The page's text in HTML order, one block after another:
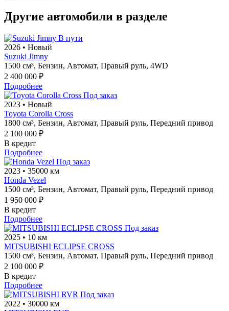
Другие автомобили в разделе
В пути
2026 • Новый
Suzuki Jimny
1500 см³, Бензин, Автомат, Правый руль, 4WD
2 400 000 ₽
Подробнее
Под заказ
2023 • Новый
Toyota Corolla Cross
1800 см³, Бензин, Автомат, Правый руль, Передний привод
2 100 000 ₽
В кредит
Подробнее
Под заказ
2023 • 35000 км
Honda Vezel
1500 см³, Бензин, Автомат, Правый руль, Передний привод
1 950 000 ₽
В кредит
Подробнее
Под заказ
2025 • 10 км
MITSUBISHI ECLIPSE CROSS
1500 см³, Бензин, Автомат, Правый руль, Передний привод
2 100 000 ₽
В кредит
Подробнее
Под заказ
2022 • 30000 км